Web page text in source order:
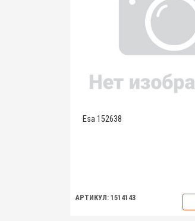
Esa 152638
АРТИКУЛ: 1514143